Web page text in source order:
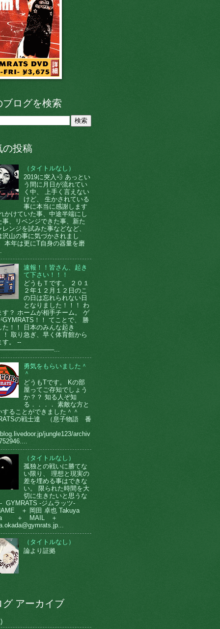
ブログを検索
の投稿
（タイトルなし）
2019に突入💨 あっとい
う間に月日が流れてい
く中、 上手く言えない
けど、 生かされている
事に本当に感謝します
かけていた事、中途半端にし
事、リベンジできた事、新た
レンジを試みた事などなど、
沢山の事に気づかされまし
本年は更にT自身の器量を磨
速報！！皆さん、起き
て下さい！！！
どうもＴです。 ２０１
２年１２月１２日のこ
の日は忘れられない日
となりました！！！ わ
す？ ホームが相手チーム。 ゲ
GYMRATS！！ てことで、 勝
た！！ 日本のみんな起き
！ 取り急ぎ、早く体育館から
す。 --
勇気をもらいました＾
＾
どうもTです。 Kの部
屋ってご存知でしょう
か？？ 知る人ぞ知
る．．．． 素敵な方と
することができました＾＾
の戦士達 （息子物語 番
jungle123/archiv
（タイトルなし）
孤独との戦いに勝てな
い限り、 理想と現実の
差を埋める事はできな
い。 限られた時間を大
切に生きたいと思うな
GYMRATS -ジムラッツ-
＋ 岡田 卓也 Takuya
＋ MAIL ＋
（タイトルなし）
論より証拠
グ アーカイブ